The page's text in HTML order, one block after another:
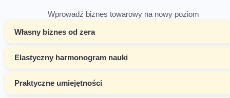
Wprowadź biznes towarowy na nowy poziom
Własny biznes od zera
Elastyczny harmonogram nauki
Praktyczne umiejętności